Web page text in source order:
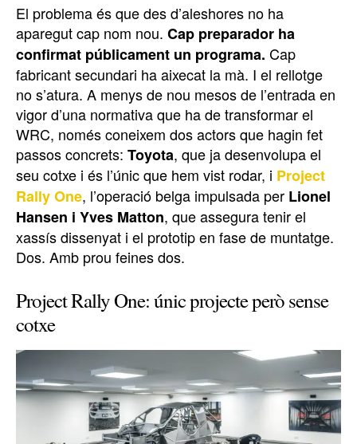
El problema és que des d’aleshores no ha
aparegut cap nom nou. Cap preparador ha
confirmat públicament un programa. Cap
fabricant secundari ha aixecat la mà. I el rellotge
no s’atura. A menys de nou mesos de l’entrada en
vigor d’una normativa que ha de transformar el
WRC, només coneixem dos actors que hagin fet
passos concrets: Toyota, que ja desenvolupa el
seu cotxe i és l’únic que hem vist rodar, i Project
Rally One, l’operació belga impulsada per Lionel
Hansen i Yves Matton, que assegura tenir el
xassís dissenyat i el prototip en fase de muntatge.
Dos. Amb prou feines dos.
Project Rally One: únic projecte però sense
cotxe